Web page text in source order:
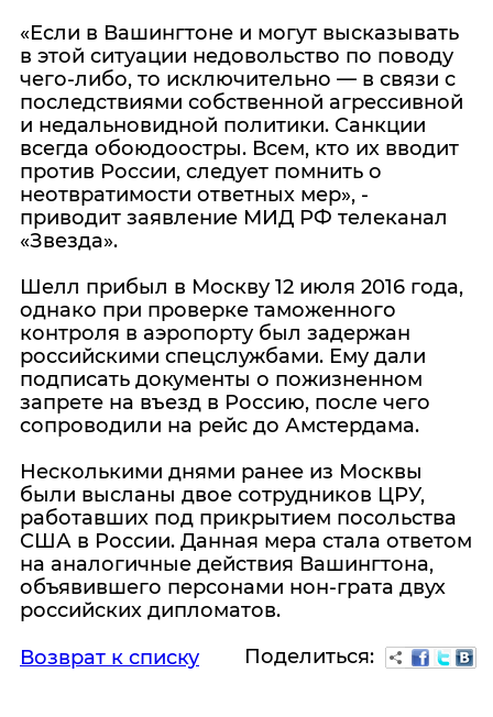
«Если в Вашингтоне и могут высказывать
в этой ситуации недовольство по поводу
чего-либо, то исключительно — в связи с
последствиями собственной агрессивной
и недальновидной политики. Санкции
всегда обоюдоостры. Всем, кто их вводит
против России, следует помнить о
неотвратимости ответных мер», -
приводит заявление МИД РФ телеканал
«Звезда».
Шелл прибыл в Москву 12 июля 2016 года,
однако при проверке таможенного
контроля в аэропорту был задержан
российскими спецслужбами. Ему дали
подписать документы о пожизненном
запрете на въезд в Россию, после чего
сопроводили на рейс до Амстердама.
Несколькими днями ранее из Москвы
были высланы двое сотрудников ЦРУ,
работавших под прикрытием посольства
США в России. Данная мера стала ответом
на аналогичные действия Вашингтона,
объявившего персонами нон-грата двух
российских дипломатов.
Возврат к списку
Поделиться: